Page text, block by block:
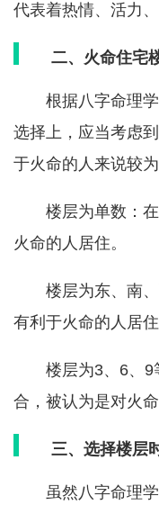
代表着热情、活力、
二、火命住宅
根据八字命理
选择上，应当考虑
于火命的人来说较为
楼层为单数：
火命的人居住。
楼层为东、南
有利于火命的人居住
楼层为3、6、9
合，被认为是对火
三、选择楼层
虽然八字命理